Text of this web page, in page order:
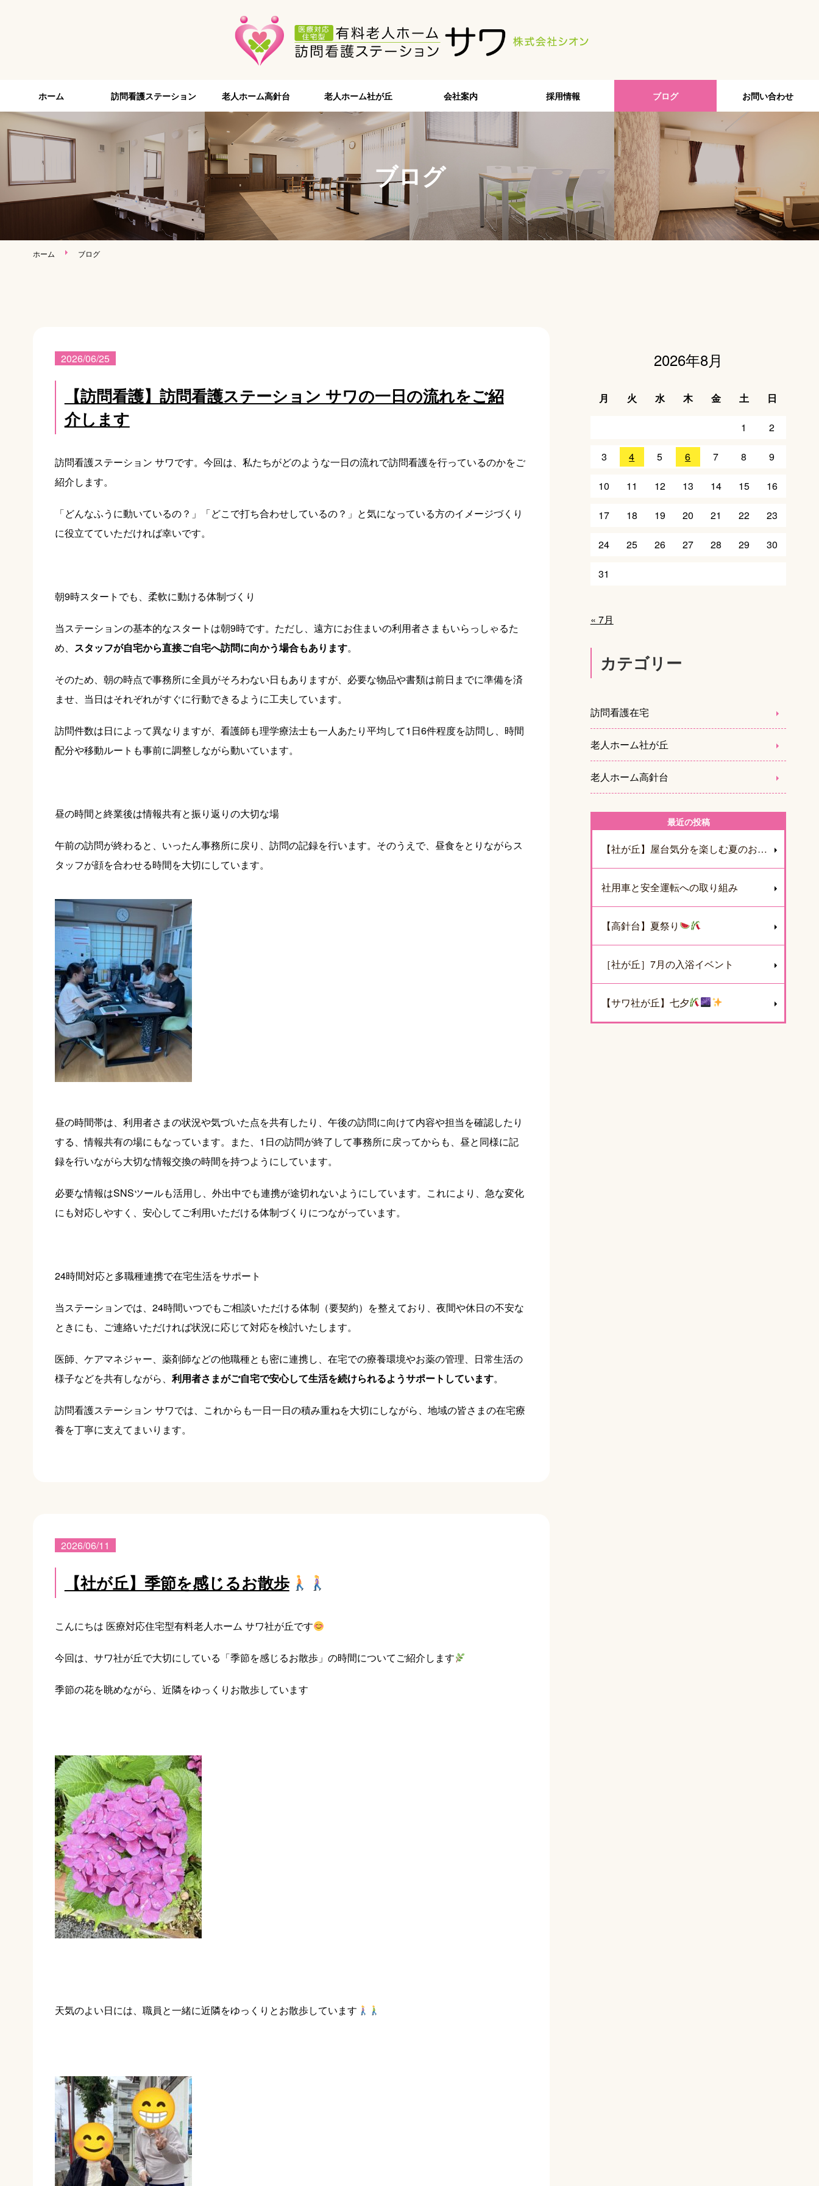
ホーム 訪問看護ステーション 老人ホーム高針台 老人ホーム社が丘 会社案内 採用情報 ブログ お問い合わせ
ブログ
ホーム ブログ
2026/06/25
【訪問看護】訪問看護ステーション サワの一日の流れをご紹
介します
訪問看護ステーション サワです。今回は、私たちがどのような一日の流れで訪問看護を行っているのかをご
紹介します。
「どんなふうに動いているの？」「どこで打ち合わせしているの？」と気になっている方のイメージづくり
に役立てていただければ幸いです。
朝9時スタートでも、柔軟に動ける体制づくり
当ステーションの基本的なスタートは朝9時です。ただし、遠方にお住まいの利用者さまもいらっしゃるた
め、 スタッフが自宅から直接ご自宅へ訪問に向かう場合もあります。
そのため、朝の時点で事務所に全員がそろわない日もありますが、必要な物品や書類は前日までに準備を済
ませ、当日はそれぞれがすぐに行動できるように工夫しています。
訪問件数は日によって異なりますが、看護師も理学療法士も一人あたり平均して1日6件程度を訪問し、時間
配分や移動ルートも事前に調整しながら動いています。
昼の時間と終業後は情報共有と振り返りの大切な場
午前の訪問が終わると、いったん事務所に戻り、訪問の記録を行います。そのうえで、昼食をとりながらス
タッフが顔を合わせる時間を大切にしています。
昼の時間帯は、利用者さまの状況や気づいた点を共有したり、午後の訪問に向けて内容や担当を確認したり
する、情報共有の場にもなっています。また、1日の訪問が終了して事務所に戻ってからも、昼と同様に記
録を行いながら大切な情報交換の時間を持つようにしています。
必要な情報はSNSツールも活用し、外出中でも連携が途切れないようにしています。これにより、急な変化
にも対応しやすく、安心してご利用いただける体制づくりにつながっています。
24時間対応と多職種連携で在宅生活をサポート
当ステーションでは、24時間いつでもご相談いただける体制（要契約）を整えており、夜間や休日の不安な
ときにも、ご連絡いただければ状況に応じて対応を検討いたします。
医師、ケアマネジャー、薬剤師などの他職種とも密に連携し、在宅での療養環境やお薬の管理、日常生活の
様子などを共有しながら、 利用者さまがご自宅で安心して生活を続けられるようサポートしています。
訪問看護ステーション サワでは、これからも一日一日の積み重ねを大切にしながら、地域の皆さまの在宅療
養を丁寧に支えてまいります。
2026/06/11
【社が丘】季節を感じるお散歩
こんにちは 医療対応住宅型有料老人ホーム サワ社が丘です
今回は、サワ社が丘で大切にしている「季節を感じるお散歩」の時間についてご紹介します
季節の花を眺めながら、近隣をゆっくりお散歩しています
天気のよい日には、職員と一緒に近隣をゆっくりとお散歩しています
2026年8月
月 火 水 木 金 土 日
1 2
3 4 5 6 7 8 9
10 11 12 13 14 15 16
17 18 19 20 21 22 23
24 25 26 27 28 29 30
31
« 7月
カテゴリー
訪問看護在宅
老人ホーム社が丘
老人ホーム高針台
最近の投稿
【社が丘】屋台気分を楽しむ夏のお食事イベントを開催しました
社用車と安全運転への取り組み
【高針台】夏祭り
［社が丘］7月の入浴イベント
【サワ社が丘】七夕